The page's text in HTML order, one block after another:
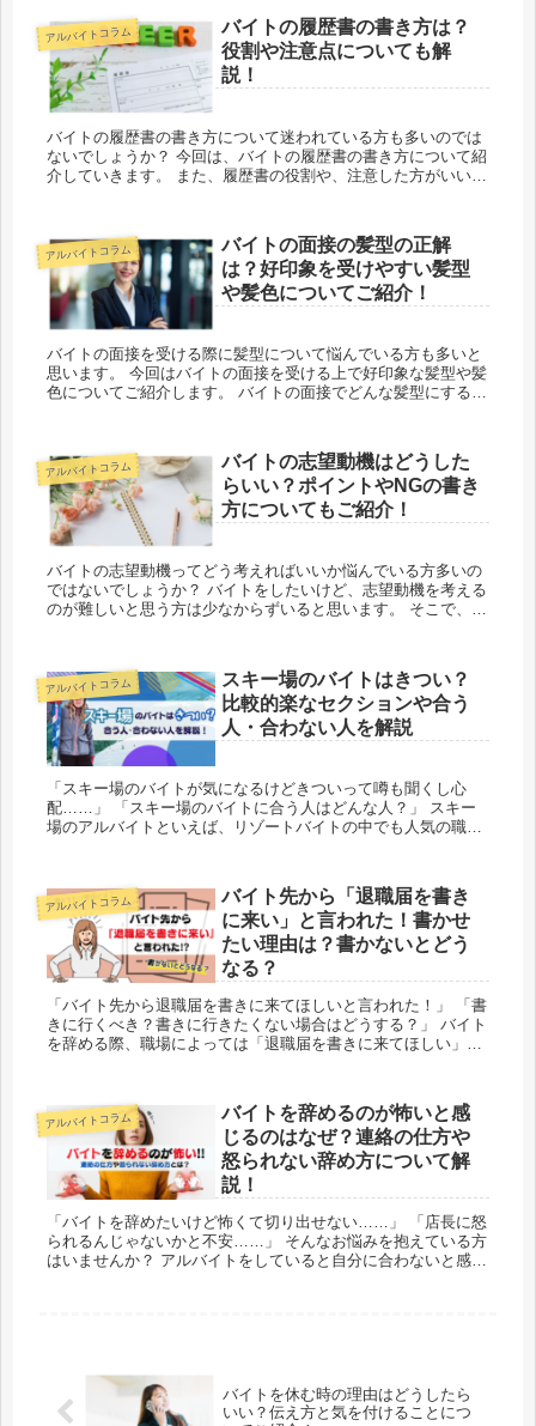
アルバイトコラム
バイトの履歴書の書き方は？
役割や注意点についても解
説！
バイトの履歴書の書き方について迷われている方も多いのでは
ないでしょうか？ 今回は、バイトの履歴書の書き方について紹
介していきます。 また、履歴書の役割や、注意した方がいいポ
アルバイトコラム
バイトの面接の髪型の正解
は？好印象を受けやすい髪型
や髪色についてご紹介！
バイトの面接を受ける際に髪型について悩んでいる方も多いと
思います。 今回はバイトの面接を受ける上で好印象な髪型や髪
色についてご紹介します。 バイトの面接でどんな髪型にするか
アルバイトコラム
バイトの志望動機はどうした
らいい？ポイントやNGの書き
方についてもご紹介！
バイトの志望動機ってどう考えればいいか悩んでいる方多いの
ではないでしょうか？ バイトをしたいけど、志望動機を考える
のが難しいと思う方は少なからずいると思います。 そこで、こ
アルバイトコラム
スキー場のバイトはきつい？
比較的楽なセクションや合う
人・合わない人を解説
「スキー場のバイトが気になるけどきついって噂も聞くし心
配……」 「スキー場のバイトに合う人はどんな人？」 スキー
場のアルバイトといえば、リゾートバイトの中でも人気の職種
アルバイトコラム
バイト先から「退職届を書き
に来い」と言われた！書かせ
たい理由は？書かないとどう
なる？
「バイト先から退職届を書きに来てほしいと言われた！」 「書
きに行くべき？書きに行きたくない場合はどうする？」 バイト
を辞める際、職場によっては「退職届を書きに来てほしい」と
アルバイトコラム
バイトを辞めるのが怖いと感
じるのはなぜ？連絡の仕方や
怒られない辞め方について解
説！
「バイトを辞めたいけど怖くて切り出せない……」 「店長に怒
られるんじゃないかと不安……」 そんなお悩みを抱えている方
はいませんか？ アルバイトをしていると自分に合わないと感じ
バイトを休む時の理由はどうしたら
いい？伝え方と気を付けることにつ